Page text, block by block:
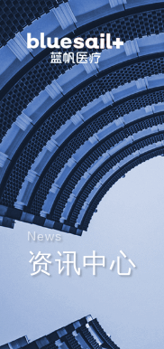
News
资讯中心